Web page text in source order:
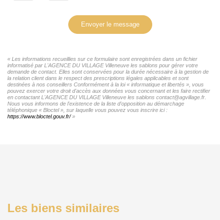
Envoyer le message
« Les informations recueillies sur ce formulaire sont enregistrées dans un fichier
informatisé par L'AGENCE DU VILLAGE Villeneuve les sablons pour gérer votre
demande de contact. Elles sont conservées pour la durée nécessaire à la gestion de
la relation client dans le respect des prescriptions légales applicables et sont
destinées à nos conseillers Conformément à la loi « informatique et libertés », vous
pouvez exercer votre droit d'accès aux données vous concernant et les faire rectifier
en contactant L'AGENCE DU VILLAGE Villeneuve les sablons contact@agvillage.fr.
Nous vous informons de l'existence de la liste d'opposition au démarchage
téléphonique « Bloctel », sur laquelle vous pouvez vous inscrire ici :
https://www.bloctel.gouv.fr/»
Les biens similaires